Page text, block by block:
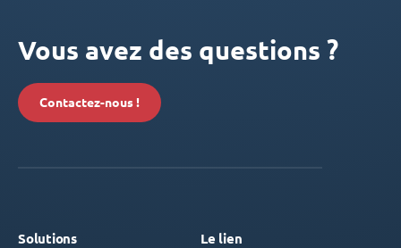
Vous avez des questions ?
Contactez-nous !
Solutions Le lien